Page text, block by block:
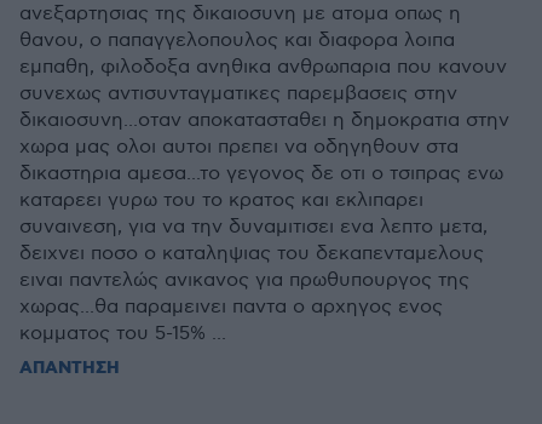
ανεξαρτησιας της δικαιοσυνη με ατομα οπως η
θανου, ο παπαγγελοπουλος και διαφορα λοιπα
εμπαθη, φιλοδοξα ανηθικα ανθρωπαρια που κανουν
συνεχως αντισυνταγματικες παρεμβασεις στην
δικαιοσυνη...οταν αποκατασταθει η δημοκρατια στην
χωρα μας ολοι αυτοι πρεπει να οδηγηθουν στα
δικαστηρια αμεσα...το γεγονος δε οτι ο τσιπρας ενω
καταρεει γυρω του το κρατος και εκλιπαρει
συναινεση, για να την δυναμιτισει ενα λεπτο μετα,
δειχνει ποσο ο καταληψιας του δεκαπενταμελους
ειναι παντελώς ανικανος για πρωθυπουργος της
χωρας...θα παραμεινει παντα ο αρχηγος ενος
κομματος του 5-15% ...
ΑΠΑΝΤΗΣΗ